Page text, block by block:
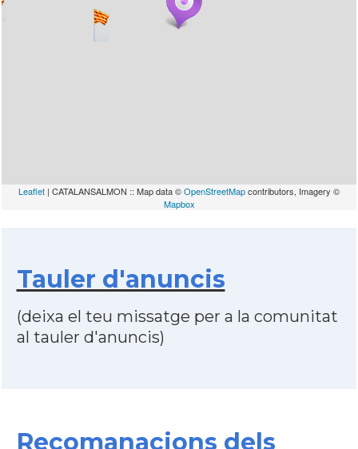
Leaflet | CATALANSALMON :: Map data ©OpenStreetMapcontributors, Imagery ©
Mapbox
Tauler d'anuncis
(deixa el teu missatge per a la comunitat
al tauler d'anuncis)
Recomanacions dels